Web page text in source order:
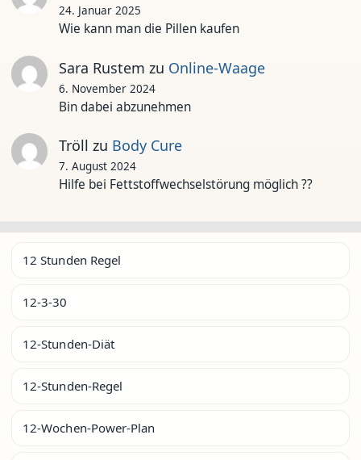
24. Januar 2025
Wie kann man die Pillen kaufen
Sara Rustem zu Online-Waage
6. November 2024
Bin dabei abzunehmen
Tröll zu Body Cure
7. August 2024
Hilfe bei Fettstoffwechselstörung möglich ??
12 Stunden Regel
12-3-30
12-Stunden-Diät
12-Stunden-Regel
12-Wochen-Power-Plan